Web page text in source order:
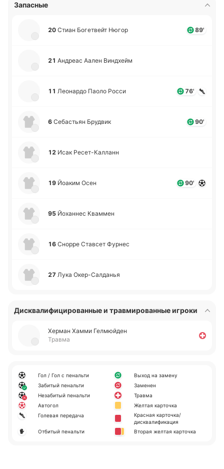
Запасные
20 Стиан Бо­ге­твейт Нюгор 89'
21 Андреас Аален Ви­ндхейм
11 Лео­на­рдо Паоло Росси 76'
6 Се­ба­стьян Бру­двик 90'
12 Исак Ре­се­т-Ка­лланн
19 Йоаким Осен 90'
95 Йо­ха­ннес Ква­ммен
16 Снорре Ста­всет Фурнес
27 Лука Оке­р-Са­лда­нья
Дисквалифицированные и травмированные игроки
Херман Хамми Ге­лмюй­ден
Травма
Гол / Гол с пенальти
Забитый пенальти
Незабитый пенальти
Автогол
Голевая передача
Отбитый пенальти
Выход на замену
Заменен
Травма
Желтая карточка
Красная карточка/
дисквалификация
Вторая желтая карточка